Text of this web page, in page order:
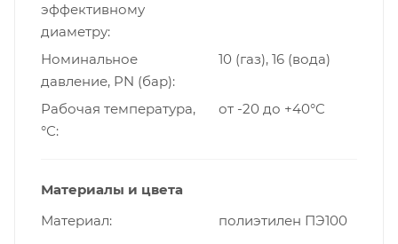
эффективному
диаметру
Номинальное
давление, PN (бар)
10 (газ), 16 (вода)
Рабочая температура,
°С
от -20 до +40°C
Материалы и цвета
Материал
полиэтилен ПЭ100